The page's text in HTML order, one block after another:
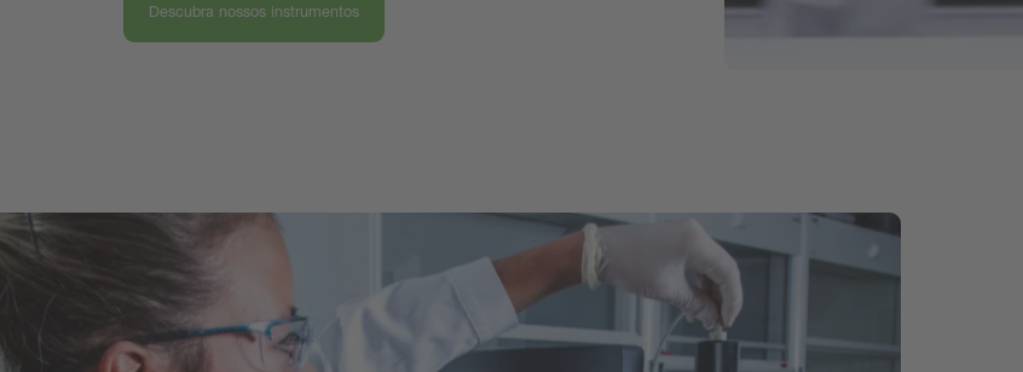
Descubra nossos instrumentos